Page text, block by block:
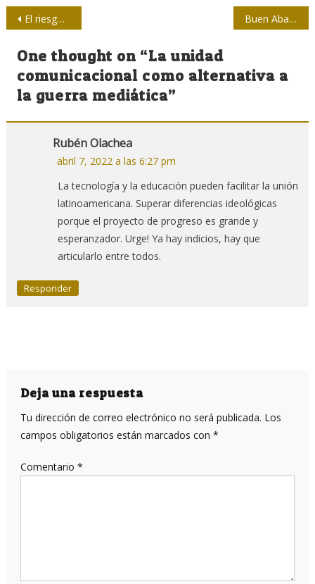
Navegación
de
entradas
El riesgo en que vivimos Buen Abad desde el Cenesex por una semiótica emancipadora
One thought on “La unidad
comunicacional como alternativa a
la guerra mediática”
Rubén Olachea
abril 7, 2022 a las 6:27 pm
La tecnología y la educación pueden facilitar la unión
latinoamericana. Superar diferencias ideológicas
porque el proyecto de progreso es grande y
esperanzador. Urge! Ya hay indicios, hay que
articularlo entre todos.
Responder
Deja una respuesta
Tu dirección de correo electrónico no será publicada. Los
campos obligatorios están marcados con *
Comentario *